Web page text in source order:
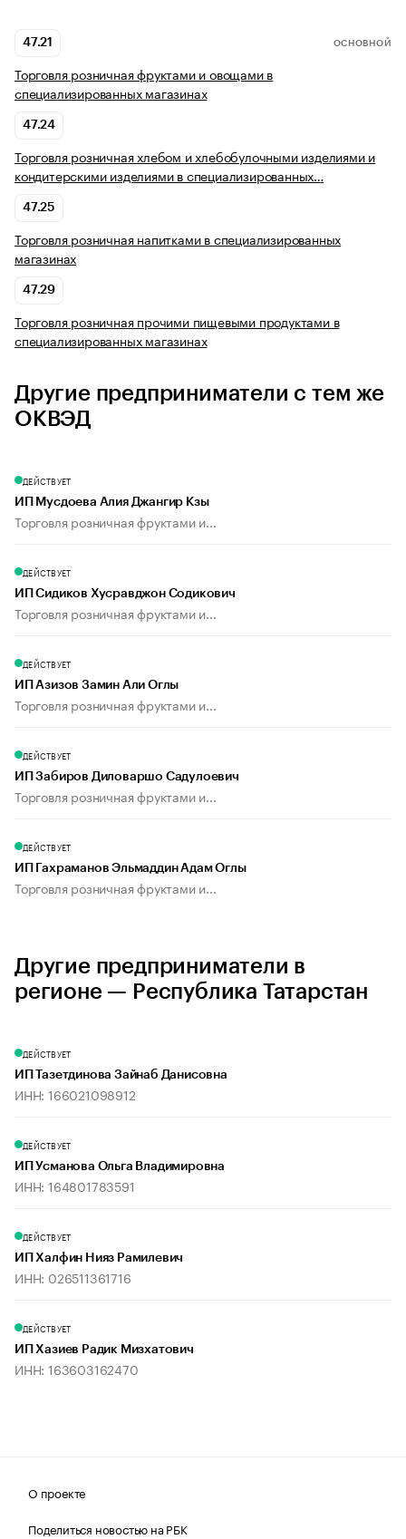
47.21 ОСНОВНОЙ
Торговля розничная фруктами и овощами в
специализированных магазинах
47.24
Торговля розничная хлебом и хлебобулочными изделиями и
кондитерскими изделиями в специализированных…
47.25
Торговля розничная напитками в специализированных
магазинах
47.29
Торговля розничная прочими пищевыми продуктами в
специализированных магазинах
Другие предприниматели с тем же
ОКВЭД
ДЕЙСТВУЕТ
ИП Мусдоева Алия Джангир Кзы
Торговля розничная фруктами и...
ДЕЙСТВУЕТ
ИП Сидиков Хусравджон Содикович
Торговля розничная фруктами и...
ДЕЙСТВУЕТ
ИП Азизов Замин Али Оглы
Торговля розничная фруктами и...
ДЕЙСТВУЕТ
ИП Забиров Диловаршо Садулоевич
Торговля розничная фруктами и...
ДЕЙСТВУЕТ
ИП Гахраманов Эльмаддин Адам Оглы
Торговля розничная фруктами и...
Другие предприниматели в
регионе — Республика Татарстан
ДЕЙСТВУЕТ
ИП Тазетдинова Зайнаб Данисовна
ИНН: 166021098912
ДЕЙСТВУЕТ
ИП Усманова Ольга Владимировна
ИНН: 164801783591
ДЕЙСТВУЕТ
ИП Халфин Нияз Рамилевич
ИНН: 026511361716
ДЕЙСТВУЕТ
ИП Хазиев Радик Мизхатович
ИНН: 163603162470
О проекте
Поделиться новостью на РБК